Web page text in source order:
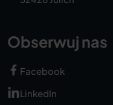
Obserwuj nas
Facebook
LinkedIn